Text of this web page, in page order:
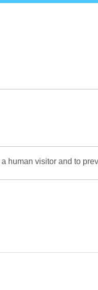
human visitor and to